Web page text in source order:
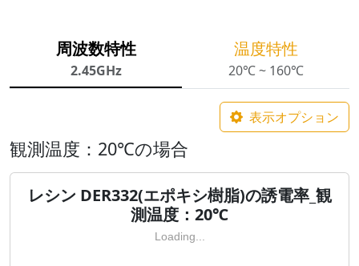
周波数特性
2.45GHz
温度特性
20℃ ~ 160℃
表示オプション
観測温度：20℃の場合
レシン DER332(エポキシ樹脂)の誘電率_観
測温度：20℃
Loading...